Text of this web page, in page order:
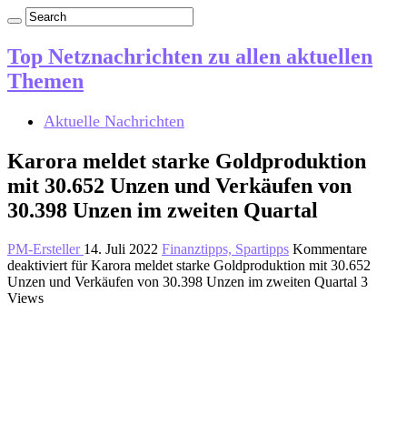
Top Netznachrichten zu allen aktuellen
Themen
Aktuelle Nachrichten
Karora meldet starke Goldproduktion
mit 30.652 Unzen und Verkäufen von
30.398 Unzen im zweiten Quartal
PM-Ersteller 14. Juli 2022 Finanztipps, Spartipps Kommentare
deaktiviert für Karora meldet starke Goldproduktion mit 30.652
Unzen und Verkäufen von 30.398 Unzen im zweiten Quartal 3
Views